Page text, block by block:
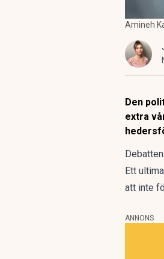
Amineh
Den
extra
Ett
att inte
ANNONS